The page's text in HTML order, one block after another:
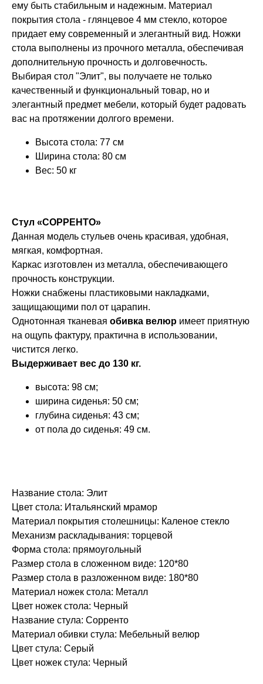
ему быть стабильным и надежным. Материал
покрытия стола - глянцевое 4 мм стекло, которое
придает ему современный и элегантный вид. Ножки
стола выполнены из прочного металла, обеспечивая
дополнительную прочность и долговечность.
Выбирая стол "Элит", вы получаете не только
качественный и функциональный товар, но и
элегантный предмет мебели, который будет радовать
вас на протяжении долгого времени.
Высота стола: 77 см
Ширина стола: 80 см
Вес: 50 кг
Стул «СОРРЕНТО»
Данная модель стульев очень красивая, удобная,
мягкая, комфортная.
Каркас изготовлен из металла, обеспечивающего
прочность конструкции.
Ножки снабжены пластиковыми накладками,
защищающими пол от царапин.
Однотонная тканевая обивка велюр имеет приятную
на ощупь фактуру, практична в использовании,
чистится легко.
Выдерживает вес до 130 кг.
высота: 98 см;
ширина сиденья: 50 см;
глубина сиденья: 43 см;
от пола до сиденья: 49 см.
Название стола: Элит
Цвет стола: Итальянский мрамор
Материал покрытия столешницы: Каленое стекло
Механизм раскладывания: торцевой
Форма стола: прямоугольный
Размер стола в сложенном виде: 120*80
Размер стола в разложенном виде: 180*80
Материал ножек стола: Металл
Цвет ножек стола: Черный
Название стула: Сорренто
Материал обивки стула: Мебельный велюр
Цвет стула: Серый
Цвет ножек стула: Черный